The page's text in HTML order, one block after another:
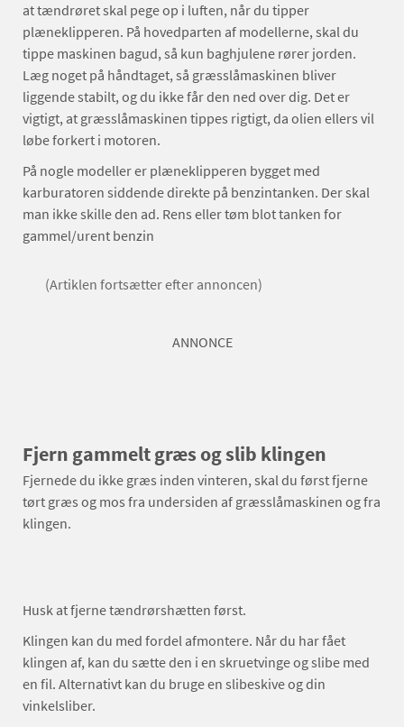
at tændrøret skal pege op i luften, når du tipper
plæneklipperen. På hovedparten af modellerne, skal du
tippe maskinen bagud, så kun baghjulene rører jorden.
Læg noget på håndtaget, så græsslåmaskinen bliver
liggende stabilt, og du ikke får den ned over dig. Det er
vigtigt, at græsslåmaskinen tippes rigtigt, da olien ellers vil
løbe forkert i motoren.
På nogle modeller er plæneklipperen bygget med
karburatoren siddende direkte på benzintanken. Der skal
man ikke skille den ad. Rens eller tøm blot tanken for
gammel/urent benzin
(Artiklen fortsætter efter annoncen)
ANNONCE
Fjern gammelt græs og slib klingen
Fjernede du ikke græs inden vinteren, skal du først fjerne
tørt græs og mos fra undersiden af græsslåmaskinen og fra
klingen.
Husk at fjerne tændrørshætten først.
Klingen kan du med fordel afmontere. Når du har fået
klingen af, kan du sætte den i en skruetvinge og slibe med
en fil. Alternativt kan du bruge en slibeskive og din
vinkelsliber.